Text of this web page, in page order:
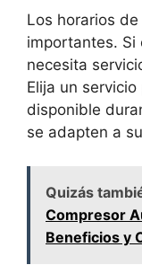
Los horarios
importantes.
necesita
Elija un
disponible
se adapten a
Quizás
Compresor
Beneficios y